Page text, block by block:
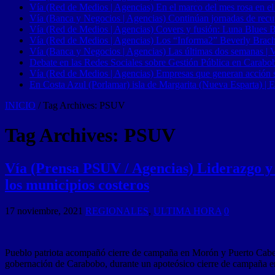
Vía (Red de Medios | Agencias) En el marco del mes rosa en
Vía (Banca y Negocios | Agencias) Continúan jornadas de
Vía (Red de Medios | Agencias) Covers y fusión: Luna Blues
Vía (Red de Medios | Agencias) Los “Informa2” Beverly
Vía (Banca y Negocios | Agencias) Las últimas dos semanas |
Debate en las Redes Sociales sobre Gestión Pública en
Vía (Red de Medios | Agencias) Empresas que generan
En Costa Azul (Porlamar) isla de Margarita (Nueva Esparta) |
INICIO / Tag Archives: PSUV
Tag Archives: PSUV
Vía (Prensa PSUV / Agencias) Liderazgo
los municipios costeros
17 noviembre, 2021 REGIONALES, ULTIMA HORA 0
Pueblo patriota acompañó cierre de campaña en Morón y Puerto
gobernación de Carabobo, durante un apoteósico cierre de